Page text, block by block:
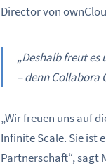
Director von
„Deshalb freut
– denn Collabora
„Wir freuen uns auf
Infinite Scale. Sie ist
Partnerschaft“, sagt